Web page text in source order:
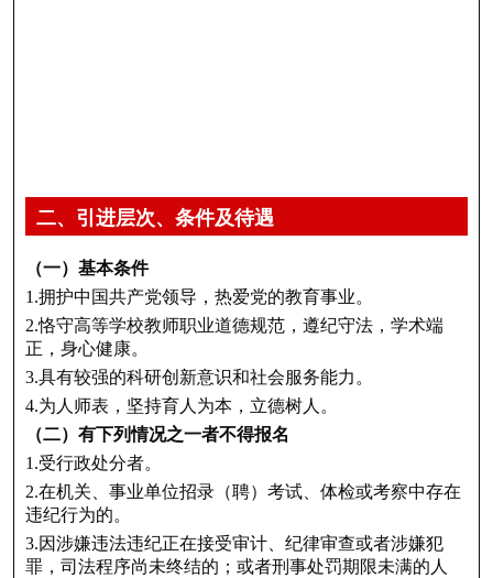
二、引进层次、条件及待遇
（一）基本条件
1.拥护中国共产党领导，热爱党的教育事业。
2.恪守高等学校教师职业道德规范，遵纪守法，学术端
正，身心健康。
3.具有较强的科研创新意识和社会服务能力。
4.为人师表，坚持育人为本，立德树人。
（二）有下列情况之一者不得报名
1.受行政处分者。
2.在机关、事业单位招录（聘）考试、体检或考察中存在
违纪行为的。
3.因涉嫌违法违纪正在接受审计、纪律审查或者涉嫌犯
罪，司法程序尚未终结的；或者刑事处罚期限未满的人